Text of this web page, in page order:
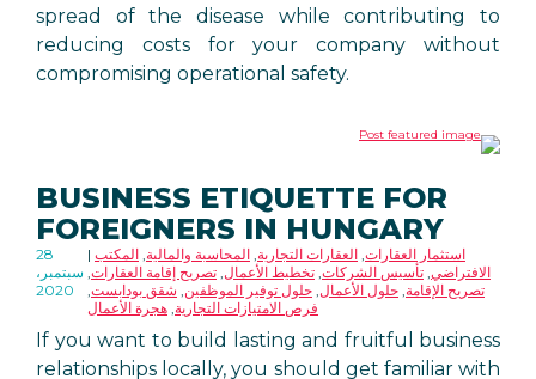
spread of the disease while contributing to
reducing costs for your company without
compromising operational safety.
BUSINESS ETIQUETTE FOR
FOREIGNERS IN HUNGARY
28
سبتمبر،
2020
استثمار العقارات, العقارات التجارية, المحاسبة والمالية, المكتب
الافتراضي, تأسيس الشركات, تخطيط الأعمال, تصريح إقامة العقارات,
تصريح الإقامة, حلول الأعمال, حلول توفير الموظفين, شقق بودابست,
فرص الامتيازات التجارية, هجرة الأعمال
If you want to build lasting and fruitful business
relationships locally, you should get familiar with